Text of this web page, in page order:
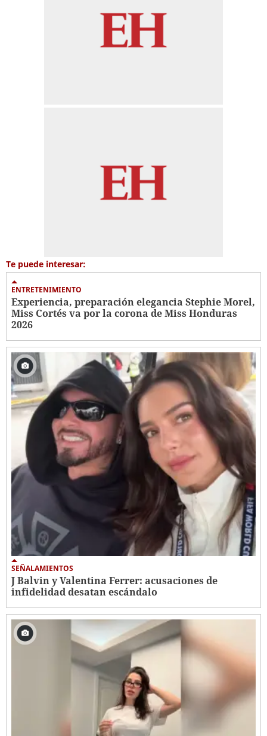
Te puede interesar:
ENTRETENIMIENTO
Experiencia, preparación elegancia Stephie Morel,
Miss Cortés va por la corona de Miss Honduras
2026
SEÑALAMIENTOS
J Balvin y Valentina Ferrer: acusaciones de
infidelidad desatan escándalo